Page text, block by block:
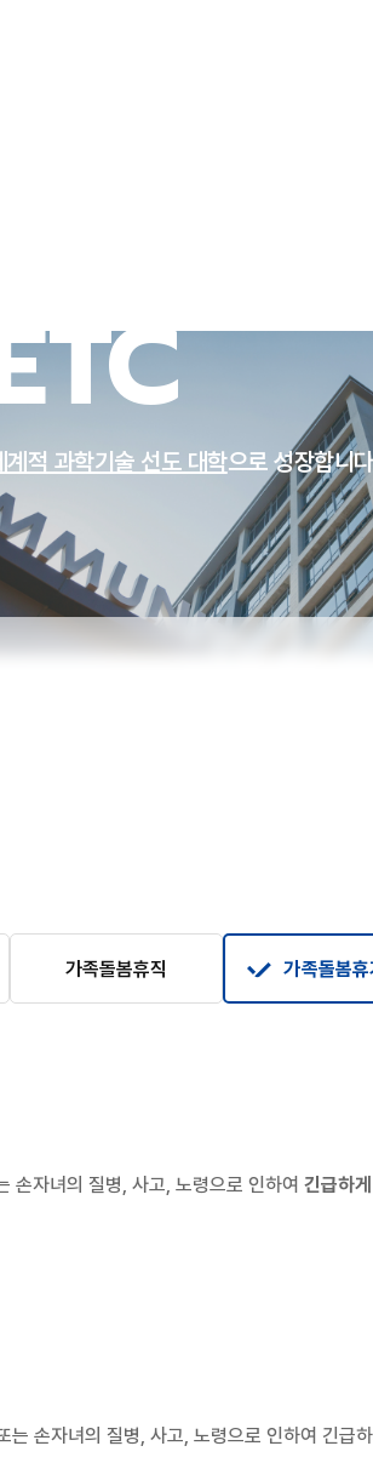
계적 과학기술 선도 대학으로 성장합니
가족돌봄휴직
가족돌봄
급)
손자녀의 질병, 사고, 노령으로 인하여 긴급하
손자녀의 질병, 사고, 노령으로 인하여 긴급